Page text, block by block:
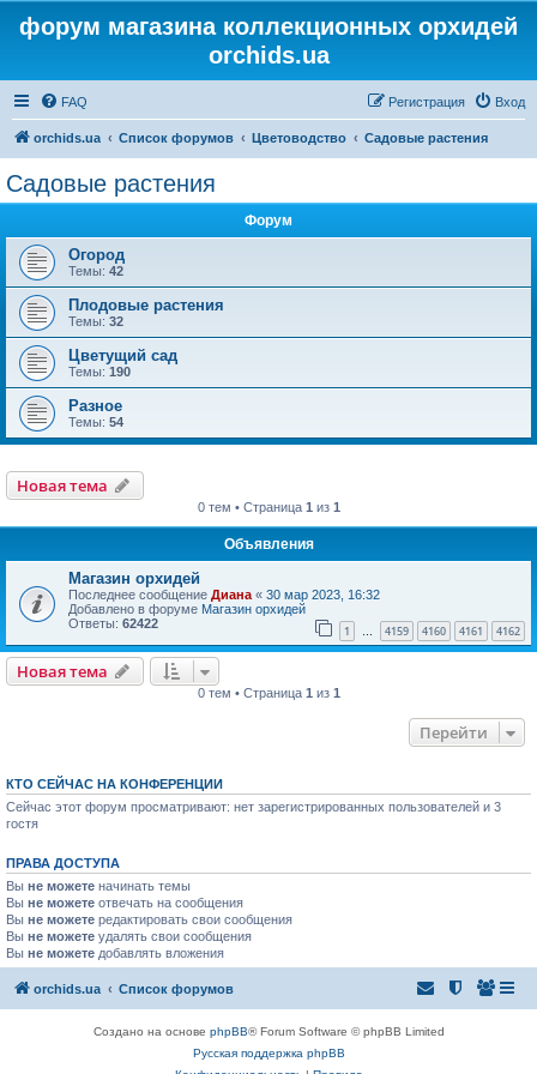
форум магазина коллекционных орхидей
orchids.ua
FAQ Вход
Регистрация
orchids.ua Список форумов Цветоводство Садовые растения
Садовые растения
Форум
Огород
Темы: 42
Плодовые растения
Темы: 32
Цветущий сад
Темы: 190
Разное
Темы: 54
Новая тема
0 тем • Страница 1 из 1
Объявления
Магазин орхидей
Последнее сообщение Диана « 30 мар 2023, 16:32
Добавлено в форуме Магазин орхидей
Ответы: 62422 1 … 4159 4160 4161 4162
Новая тема
0 тем • Страница 1 из 1
Перейти
КТО СЕЙЧАС НА КОНФЕРЕНЦИИ
Сейчас этот форум просматривают: нет зарегистрированных пользователей и 3
гостя
ПРАВА ДОСТУПА
Вы не можете начинать темы
Вы не можете отвечать на сообщения
Вы не можете редактировать свои сообщения
Вы не можете удалять свои сообщения
Вы не можете добавлять вложения
orchids.ua Список форумов
Создано на основе phpBB® Forum Software © phpBB Limited
Русская поддержка phpBB